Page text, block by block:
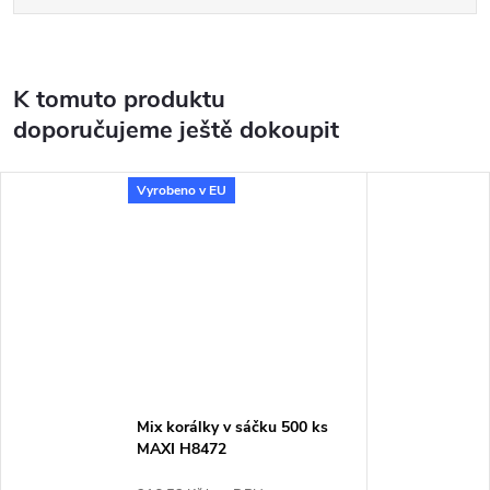
K tomuto produktu
doporučujeme ještě dokoupit
Vyrobeno v EU
Mix korálky v sáčku 500 ks
MAXI H8472